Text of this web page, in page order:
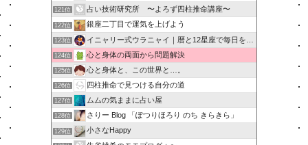
121位 占い技術研究所 〜よろず四柱推命講座〜
122位 銀座二丁目で運気を上げよう
123位 イニャリー式ウラニャイ｜暦と12星座で毎日を開運ニャン
124位 心と身体の両面から問題解決
125位 心と身体と、この世界と…。
126位 四柱推命で見つける自分の道
127位 ムムの気ままに占い屋
128位 さりー Blog 「ぽつりほろり のち きらきら」
129位 小さなHappy